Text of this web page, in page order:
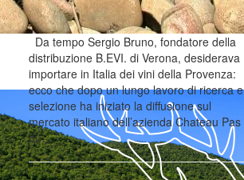
Da tempo Sergio Bruno, fondatore della
distribuzione B.EVI. di Verona, desiderava
importare in Italia dei vini della Provenza:
ecco che dopo un lungo lavoro di ricerca e
selezione ha iniziato la diffusione sul
mercato italiano dell’azienda Chateau Pas
du…